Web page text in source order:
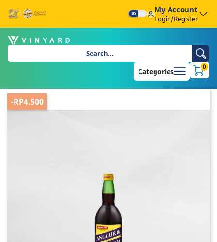
My Account
Login/Register
Categories
0
-RP4.500